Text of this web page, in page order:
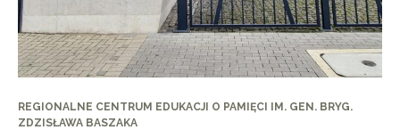
REGIONALNE CENTRUM EDUKACJI O PAMIĘCI IM. GEN. BRYG.
ZDZISŁAWA BASZAKA